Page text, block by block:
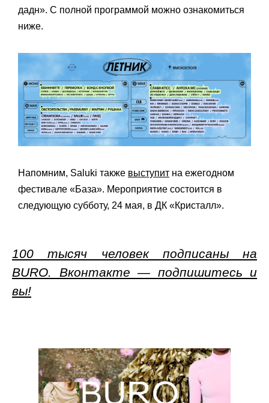
дадн». С полной программой можно ознакомиться
ниже.
Напомним, Saluki также выступит на ежегодном
фестивале «База». Мероприятие состоится в
следующую субботу, 24 мая, в ДК «Кристалл».
100 тысяч человек подписаны на
BURO. Вконтакте — подпишитесь и
вы!